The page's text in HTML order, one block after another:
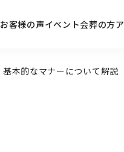
お客様の声イベント会葬の方
本的なマナーについて解説